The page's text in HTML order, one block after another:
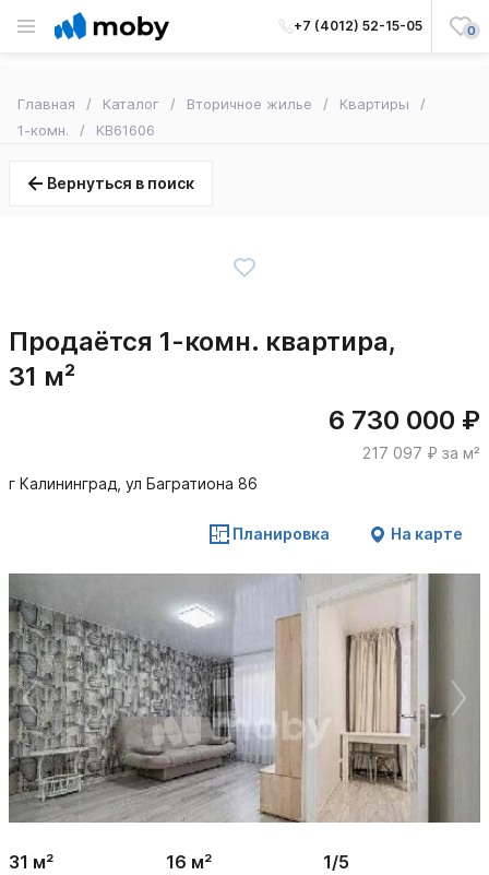
+7 (4012) 52-15-05 0
Главная Каталог Вторичное жилье
Квартиры
1-комн.
KB61606
Вернуться в поиск
Продаётся 1-комн. квартира,
31 м²
6 730 000 ₽
217 097 ₽ за м²
г Калининград, ул Багратиона 86
Планировка На карте
1
/
6
31 м² 16 м² 1/5